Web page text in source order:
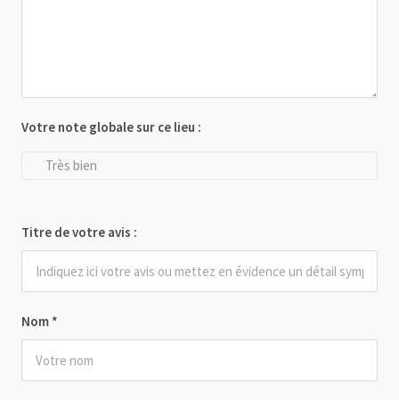
Nom *
Votre note globale sur ce lieu :
Très bien
Titre de votre avis :